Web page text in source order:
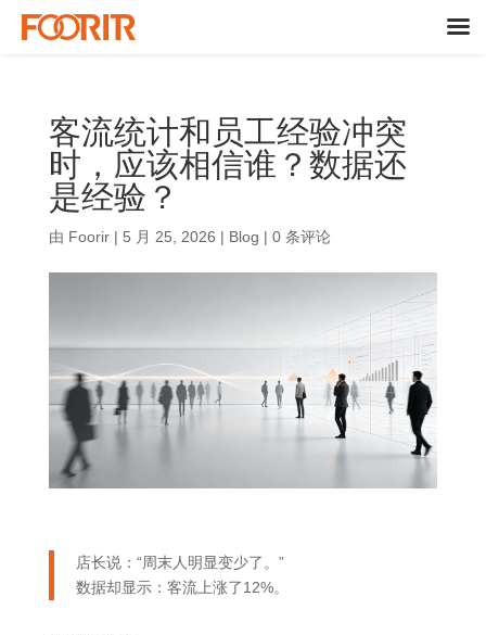
客流统计和员工经验冲突
时，应该相信谁？数据还
是经验？
由 Foorir| 5 月 25, 2026 | Blog | 0 条评论
店长说：“周末人明显变少了。”
数据却显示：客流上涨了12%。